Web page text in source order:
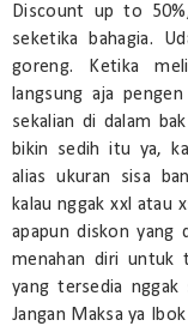
Discount up to
seketika bahagia.
goreng. Ketika
langsung aja
sekalian di dalam
bikin sedih itu ya,
alias ukuran sisa
kalau nggak xxl atau
apapun diskon yang
menahan diri untuk
yang tersedia nggak
Jangan Maksa ya